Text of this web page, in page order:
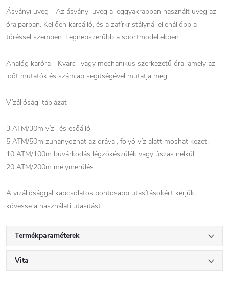
Ásványi üveg - Az ásványi üveg a leggyakrabban használt üveg az
óraiparban. Kellően karcálló, és a zafírkristálynál ellenállóbb a
töréssel szemben. Legnépszerűbb a sportmodellekben.
Analóg karóra - Kvarc- vagy mechanikus szerkezetű óra, amely az
időt mutatók és számlap segítségével mutatja meg.
Vízállósági táblázat
3 ATM/30m víz- és esőálló
5 ATM/50m zuhanyozhat az órával, folyó víz alatt moshat kezet.
10 ATM/100m búvárkodás légzőkészülék vagy úszás nélkül
20 ATM/200m mélymerülés
A vízállósággal kapcsolatos pontosabb utasításokért kérjük,
kövesse a használati utasítást.
Termékparaméterek
Vita